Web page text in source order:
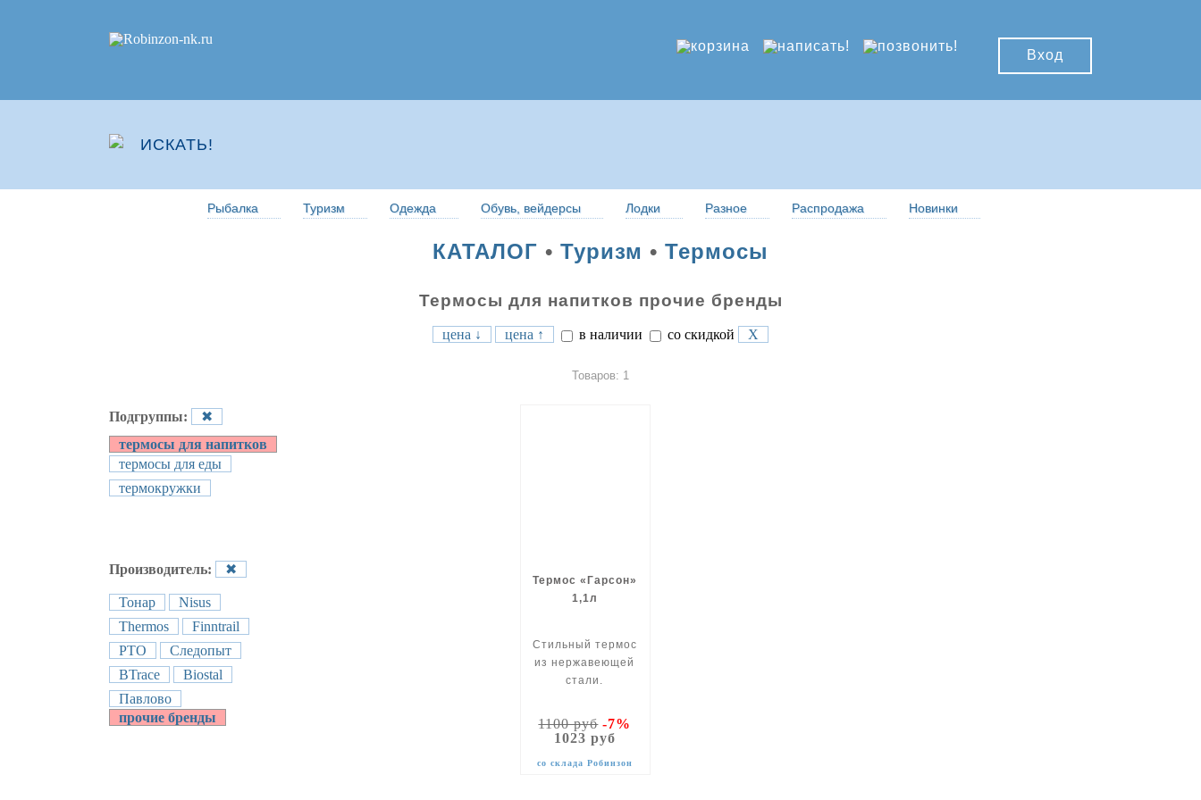
Вход
Рыбалка Туризм Одежда Обувь, вейдерсы Лодки Разное Распродажа Новинки
КАТАЛОГ • Туризм • Термосы
Термосы для напитков прочие бренды
цена ↓ цена ↑ в наличии со скидкой X
Товаров: 1
Подгруппы:
✖
термосы для напитков
термосы для еды
термокружки
Производитель: ✖
Тонар
Nisus
Thermos
Finntrail
РТО
Следопыт
BTrace
Biostal
Павлово
прочие бренды
Термос «Гарсон»
1,1л
Стильный термос
из нержавеющей
стали.
1100 руб-7%
1023 руб
со склада Робинзон